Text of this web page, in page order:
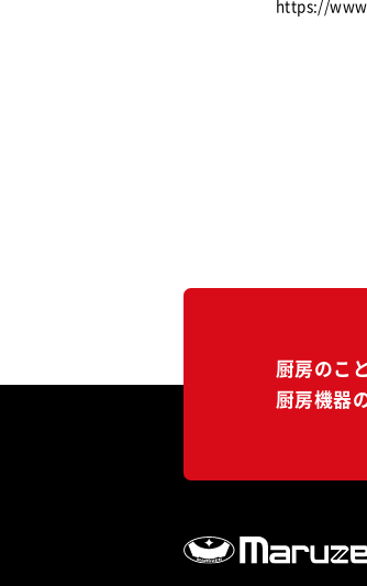
https://
厨房のこ
厨房機器